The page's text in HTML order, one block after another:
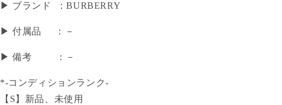
▶ ブランド ：BURBERRY
▶ 付属品 ：－
▶︎ 備考 ：－
*-コンディションランク-
【S】新品、未使用